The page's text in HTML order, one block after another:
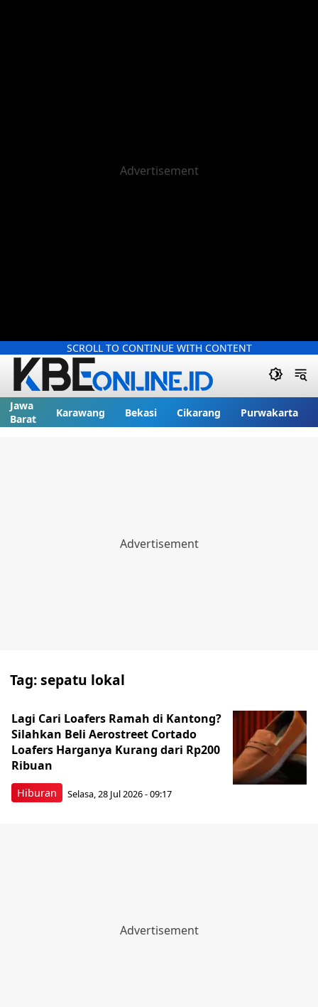
SCROLL TO CONTINUE WITH CONTENT
Jawa
Barat
Karawang Bekasi Cikarang Purwakarta
Tag:sepatu lokal
Hiburan
Lagi Cari Loafers Ramah di Kantong?
Silahkan Beli Aerostreet Cortado
Loafers Harganya Kurang dari Rp200
Ribuan
Selasa, 28 Jul 2026 - 09:17